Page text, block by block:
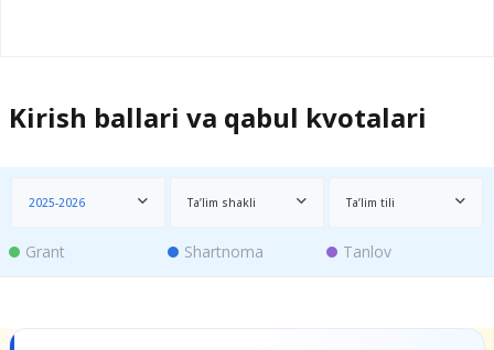
Kirish ballari va qabul kvotalari
2025-2026 Ta’lim shakli Ta’lim tili
Grant Shartnoma Tanlov